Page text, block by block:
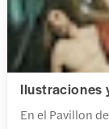
Ilustraciones
En el Pavillon